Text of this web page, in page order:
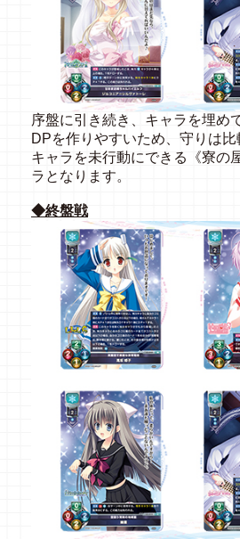
序盤に引き続き、キャラを埋め
DPを作りやすいため、守りは
キャラを未行動にできる《寮の
ラとなります。
◆終盤戦